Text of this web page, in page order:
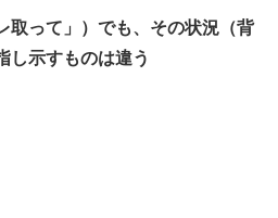
取って」）でも、その状況（背
し示すものは違う